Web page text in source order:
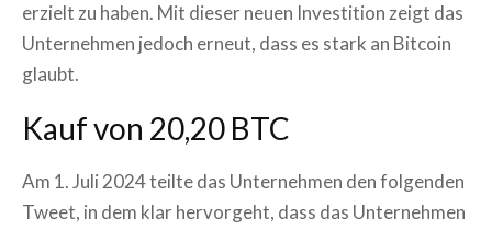
erzielt zu haben. Mit dieser neuen Investition zeigt das
Unternehmen jedoch erneut, dass es stark an Bitcoin
glaubt.
Kauf von 20,20 BTC
Am 1. Juli 2024 teilte das Unternehmen den folgenden
Tweet, in dem klar hervorgeht, dass das Unternehmen